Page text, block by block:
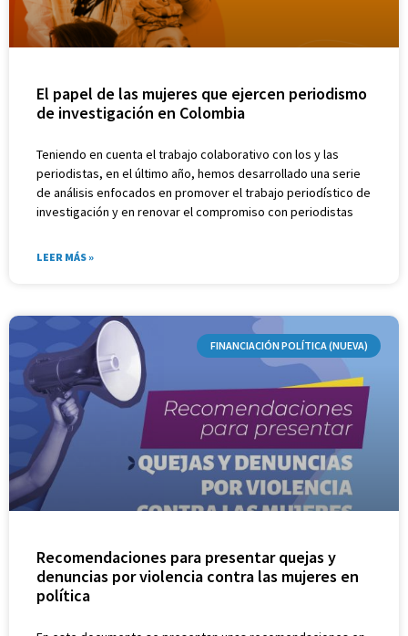
El papel de las mujeres que ejercen periodismo
de investigación en Colombia
Teniendo en cuenta el trabajo colaborativo con los y las
periodistas, en el último año, hemos desarrollado una serie
de análisis enfocados en promover el trabajo periodístico de
investigación y en renovar el compromiso con periodistas
LEER MÁS »
FINANCIACIÓN POLÍTICA (NUEVA)
Recomendaciones para presentar quejas y
denuncias por violencia contra las mujeres en
política